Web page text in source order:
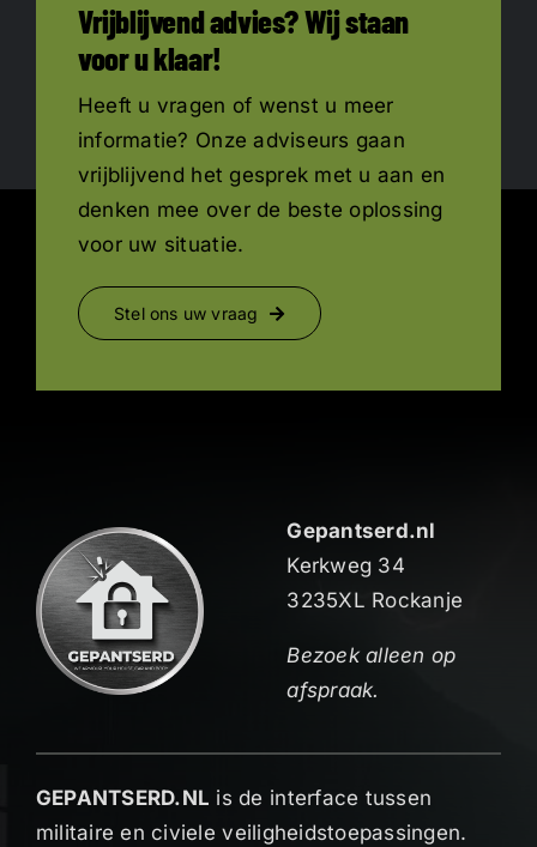
Vrijblijvend advies? Wij staan
voor u klaar!
Heeft u vragen of wenst u meer
informatie? Onze adviseurs gaan
vrijblijvend het gesprek met u aan en
denken mee over de beste oplossing
voor uw situatie.
Stel ons uw vraag
Gepantserd.nl
Kerkweg 34
3235XL Rockanje
Bezoek alleen op
afspraak.
GEPANTSERD.NL is de interface tussen
militaire en civiele veiligheidstoepassingen.